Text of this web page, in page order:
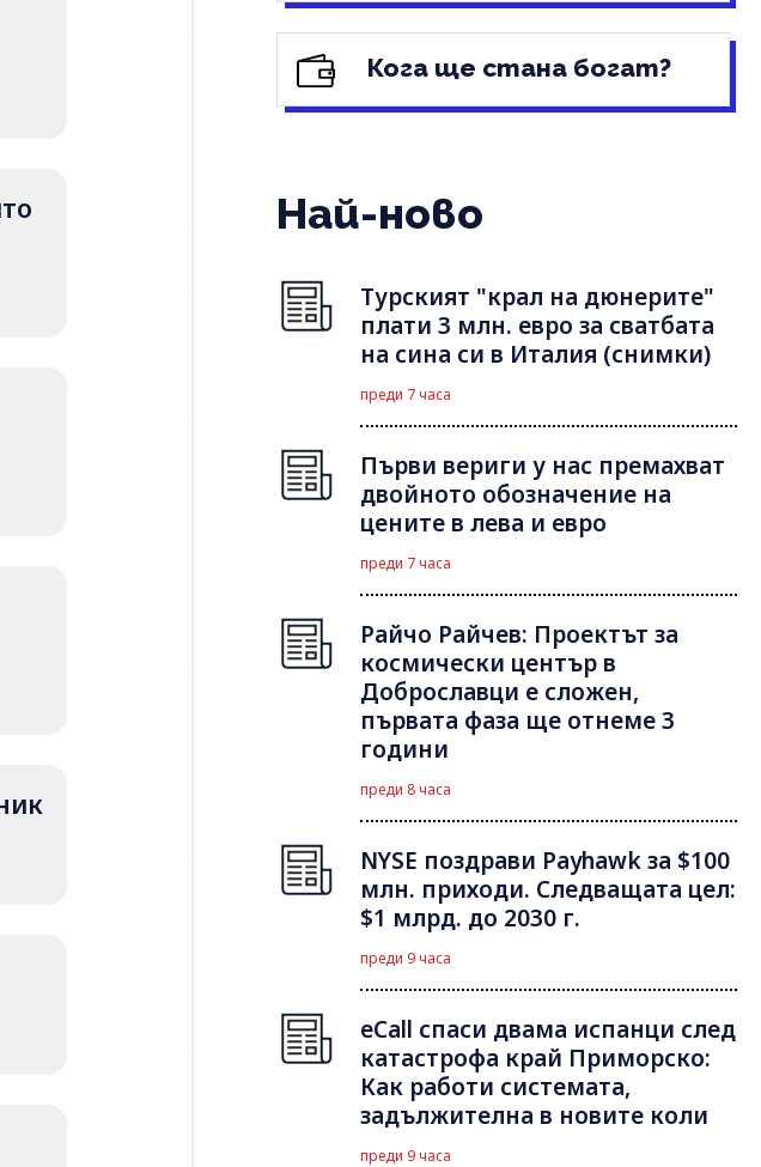
Кога ще стана богат?
Най-ново
Турският "крал на дюнерите"
плати 3 млн. евро за сватбата
на сина си в Италия (снимки)
преди 7 часа
Първи вериги у нас премахват
двойното обозначение на
цените в лева и евро
преди 7 часа
Райчо Райчев: Проектът за
космически център в
Доброславци е сложен,
първата фаза ще отнеме 3
години
преди 8 часа
NYSE поздрави Payhawk за $100
млн. приходи. Следващата цел:
$1 млрд. до 2030 г.
преди 9 часа
eCall спаси двама испанци след
катастрофа край Приморско:
Как работи системата,
задължителна в новите коли
преди 9 часа